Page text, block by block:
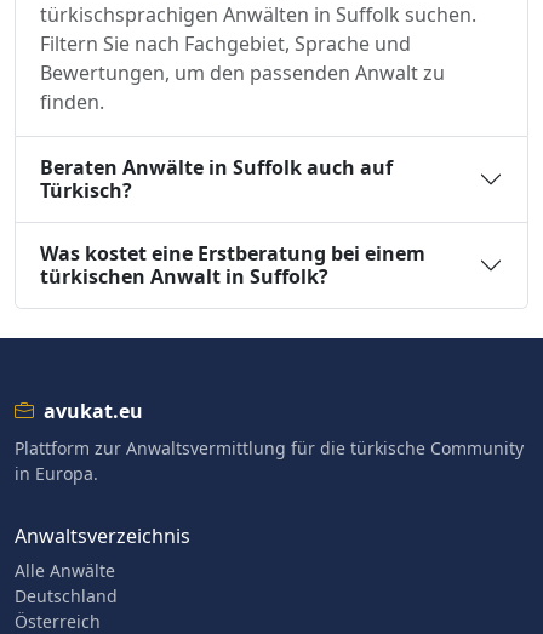
türkischsprachigen Anwälten in Suffolk suchen.
Filtern Sie nach Fachgebiet, Sprache und
Bewertungen, um den passenden Anwalt zu
finden.
Beraten Anwälte in Suffolk auch auf
Türkisch?
Was kostet eine Erstberatung bei einem
türkischen Anwalt in Suffolk?
avukat.eu
Plattform zur Anwaltsvermittlung für die türkische Community
in Europa.
Anwaltsverzeichnis
Alle Anwälte
Deutschland
Österreich